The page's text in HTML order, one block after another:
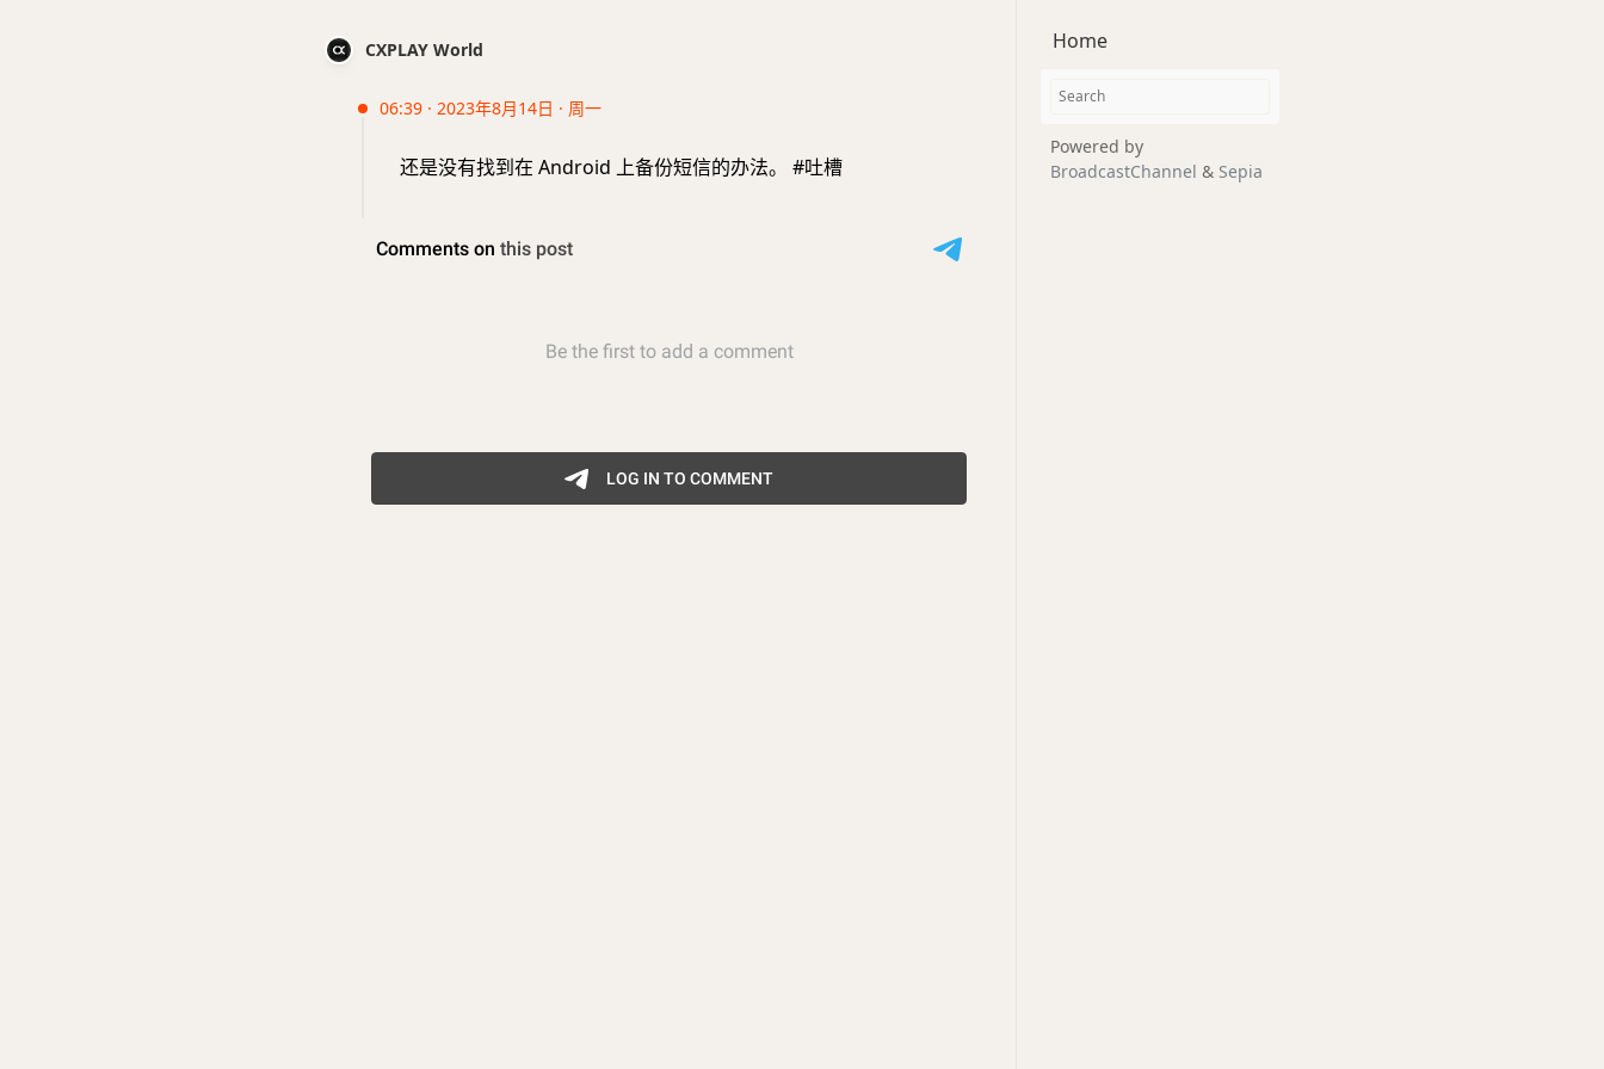
CXPLAY World
06:39 · 2023年8月14日 · 周一
还是没有找到在 Android 上备份短信的办法。 #吐槽
Home
Powered by
BroadcastChannel & Sepia